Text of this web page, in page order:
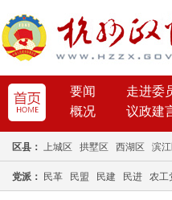
要闻 走进委
概况
议政建
区县： 上城区 拱墅区 西湖区 滨
党派： 民革 民盟 民建 民进 农工